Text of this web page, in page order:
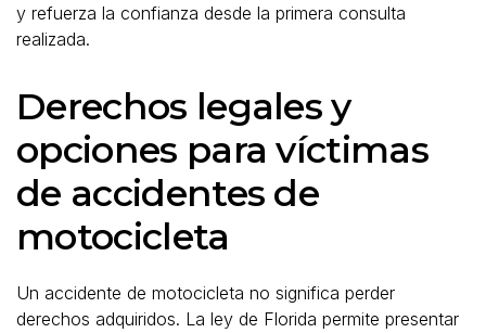
y refuerza la confianza desde la primera consulta
realizada.
Derechos legales y
opciones para víctimas
de accidentes de
motocicleta
Un accidente de motocicleta no significa perder
derechos adquiridos. La ley de Florida permite presentar